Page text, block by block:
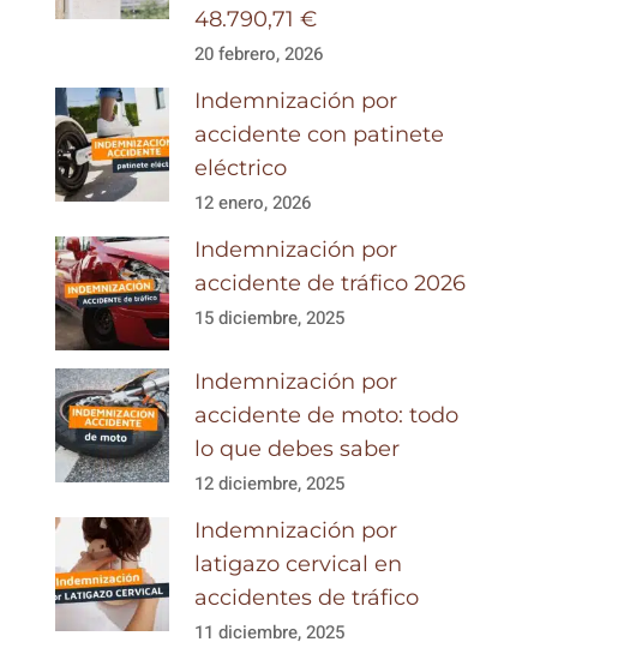
48.790,71 €
20 febrero, 2026
Indemnización por
accidente con patinete
eléctrico
12 enero, 2026
Indemnización por
accidente de tráfico 2026
15 diciembre, 2025
Indemnización por
accidente de moto: todo
lo que debes saber
12 diciembre, 2025
Indemnización por
latigazo cervical en
accidentes de tráfico
11 diciembre, 2025